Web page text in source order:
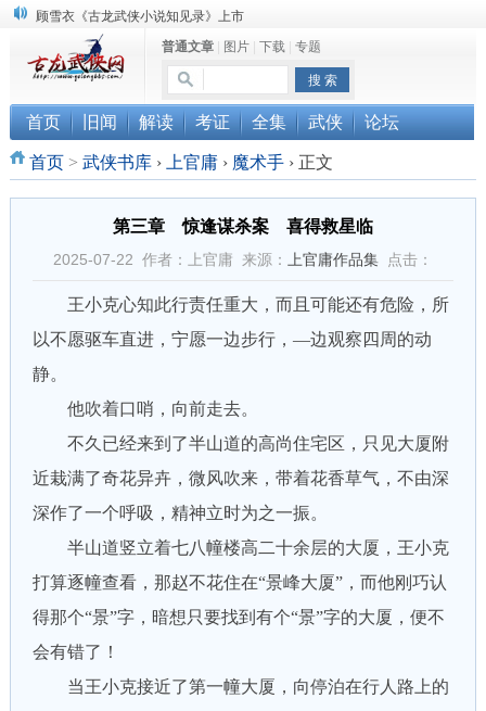
顾雪衣《古龙武侠小说知见录》上市
“武侠书库”查缺补漏活动圆满结束
《古龙小说原貌探究》修订版已上市
普通文章| 图片| 下载| 专题
首页 旧闻 解读 考证 全集 武侠 论坛
首页> 武侠书库 › 上官庸 › 魔术手 ›正文
第三章 惊逢谋杀案 喜得救星临
2025-07-22 作者：上官庸 来源： 上官庸作品集点击：
王小克心知此行责任重大，而且可能还有危险，所
以不愿驱车直进，宁愿一边步行，—边观察四周的动
静。
他吹着口哨，向前走去。
不久已经来到了半山道的高尚住宅区，只见大厦附
近栽满了奇花异卉，微风吹来，带着花香草气，不由深
深作了一个呼吸，精神立时为之一振。
半山道竖立着七八幢楼高二十余层的大厦，王小克
打算逐幢查看，那赵不花住在“景峰大厦”，而他刚巧认
得那个“景”字，暗想只要找到有个“景”字的大厦，便不
会有错了！
当王小克接近了第一幢大厦，向停泊在行人路上的